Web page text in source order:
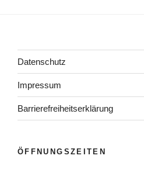
Datenschutz
Impressum
Barrierefreiheitserklärung
ÖFFNUNGSZEITEN